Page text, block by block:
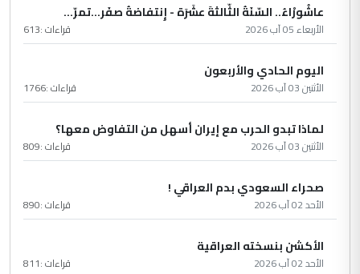
عاشُورْاءُ.. السّنَةُ الثّالثةَ عشَرَة - إِنتفاضةُ صفَر…تمرّ...
الأربعاء 05 آب 2026 قراءات :613
اليوم الحادي والأربعون
الأثنين 03 آب 2026 قراءات :1766
لماذا تبدو الحرب مع إيران أسهل من التفاوض معها؟
الأثنين 03 آب 2026 قراءات :809
صحراء السعودي بدم العراقي !
الأحد 02 آب 2026 قراءات :890
الأكشن بنسخته العراقية
الأحد 02 آب 2026 قراءات :811